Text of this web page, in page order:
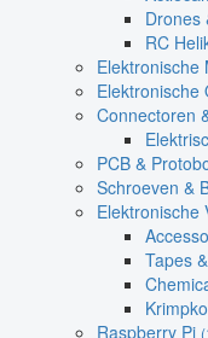
Drones
RC
Elektronische
Elektronische
Connectoren
PCB &
Schroeven &
Elektronische
Tapes
Raspberry Pi